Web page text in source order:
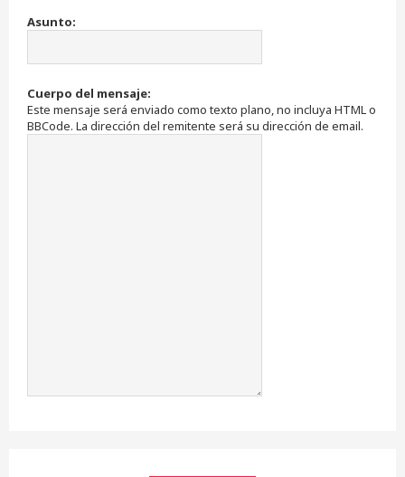
Asunto:
Cuerpo del mensaje:
Este mensaje será enviado como texto plano, no incluya HTML o
BBCode. La dirección del remitente será su dirección de email.